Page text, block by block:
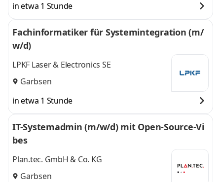
in etwa 1 Stunde
Fachinformatiker für Systemintegration (m/
w/d)
LPKF Laser & Electronics SE
Garbsen
in etwa 1 Stunde
IT-Systemadmin (m/w/d) mit Open-Source-Vi
bes
Plan.tec. GmbH & Co. KG
Garbsen